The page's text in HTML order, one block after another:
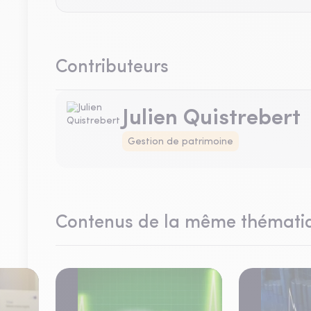
Contributeurs
Julien Quistrebert
Gestion de patrimoine
Contenus de la même